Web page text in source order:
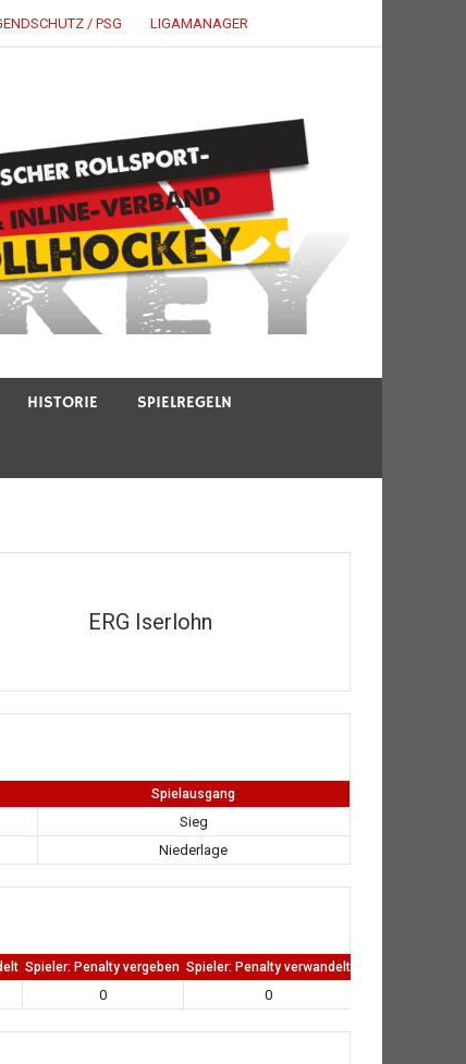
/ PSG LIGAMANAGER
HISTORIE SPIELREGELN
ERG Iserlohn
Spielausgang
Sieg
Niederlage
Spieler: Penalty vergeben Spieler: Penalty verwandelt
0 0